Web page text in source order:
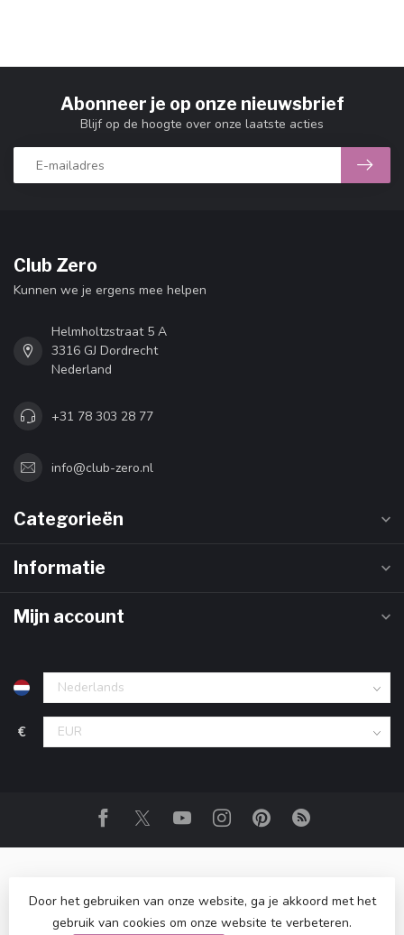
Abonneer je op onze nieuwsbrief
Blijf op de hoogte over onze laatste acties
Club Zero
Kunnen we je ergens mee helpen
Helmholtzstraat 5 A
3316 GJ Dordrecht
Nederland
+31 78 303 28 77
info@club-zero.nl
Categorieën
Informatie
Mijn account
€
© Copyright 2026 Club Zero- Powered byLightspeed-
Door het gebruiken van onze website, ga je akkoord met het
gebruik van cookies om onze website te verbeteren.